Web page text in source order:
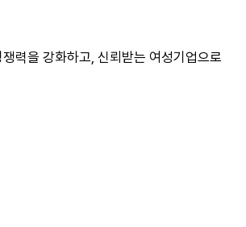
력을 강화하고, 신뢰받는 여성기업으로